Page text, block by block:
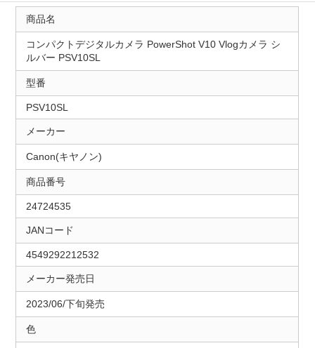
商品名
コンパクトデジタルカメラ PowerShot V10 Vlogカメラ シ
ルバー PSV10SL
型番
PSV10SL
メーカー
Canon(キヤノン)
商品番号
24724535
JANコード
4549292212532
メーカー発売日
2023/06/下旬発売
色